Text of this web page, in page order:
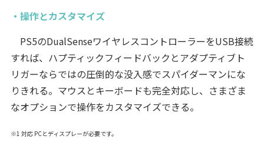
・操作とカスタマイズ
PS5のDualSenseワイヤレスコントローラーをUSB接続
すれば、ハプティックフィードバックとアダプティブト
リガーならではの圧倒的な没入感でスパイダーマンにな
りきれる。マウスとキーボードも完全対応し、さまざま
なオプションで操作をカスタマイズできる。
※1 対応 PCとディスプレーが必要です。